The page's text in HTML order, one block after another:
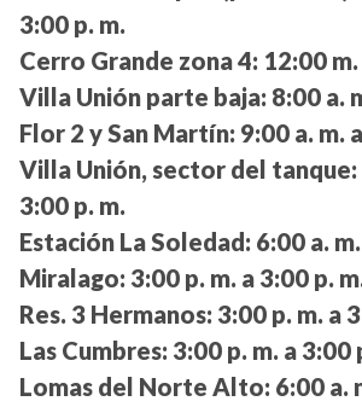
3:00 p. m.
Cerro Grande zona 4: 12:00
Villa Unión parte baja: 8:00 a.
Flor 2 y San Martín: 9:00 a. m.
Villa Unión, sector del tanque:
3:00 p. m.
Estación La Soledad: 6:00 a.
Miralago: 3:00 p. m. a 3:00 p.
Res. 3 Hermanos: 3:00 p. m. a
Las Cumbres: 3:00 p. m. a 3:00
Lomas del Norte Alto: 6:00 a.